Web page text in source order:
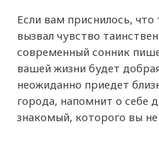
Если вам приснилось, что
вызвал чувство
современный сонник
вашей жизни будет
неожиданно приедет
города, напомнит о себе
знакомый, которого вы не